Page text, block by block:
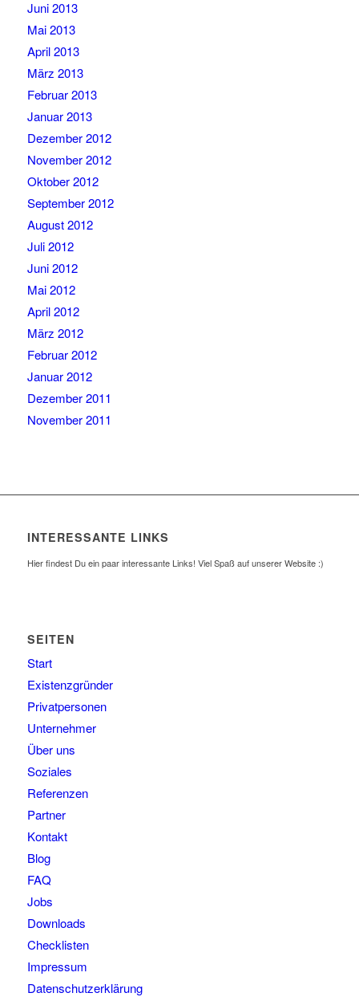
Juni 2013
Mai 2013
April 2013
März 2013
Februar 2013
Januar 2013
Dezember 2012
November 2012
Oktober 2012
September 2012
August 2012
Juli 2012
Juni 2012
Mai 2012
April 2012
März 2012
Februar 2012
Januar 2012
Dezember 2011
November 2011
INTERESSANTE LINKS
Hier findest Du ein paar interessante Links! Viel Spaß auf unserer Website :)
SEITEN
Start
Existenzgründer
Privatpersonen
Unternehmer
Über uns
Soziales
Referenzen
Partner
Kontakt
Blog
FAQ
Jobs
Downloads
Checklisten
Impressum
Datenschutzerklärung